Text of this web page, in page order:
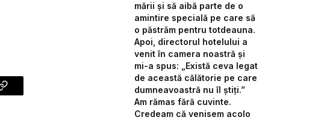
Copy
mării și să aibă parte de o
amintire specială pe care să
o păstrăm pentru totdeauna.
Apoi, directorul hotelului a
venit în camera noastră și
mi-a spus: „Există ceva legat
de această călătorie pe care
dumneavoastră nu îl știți.”
Am rămas fără cuvinte.
Credeam că venisem acolo